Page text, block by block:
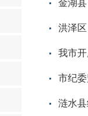
金湖
洪泽
我市
市纪
涟水